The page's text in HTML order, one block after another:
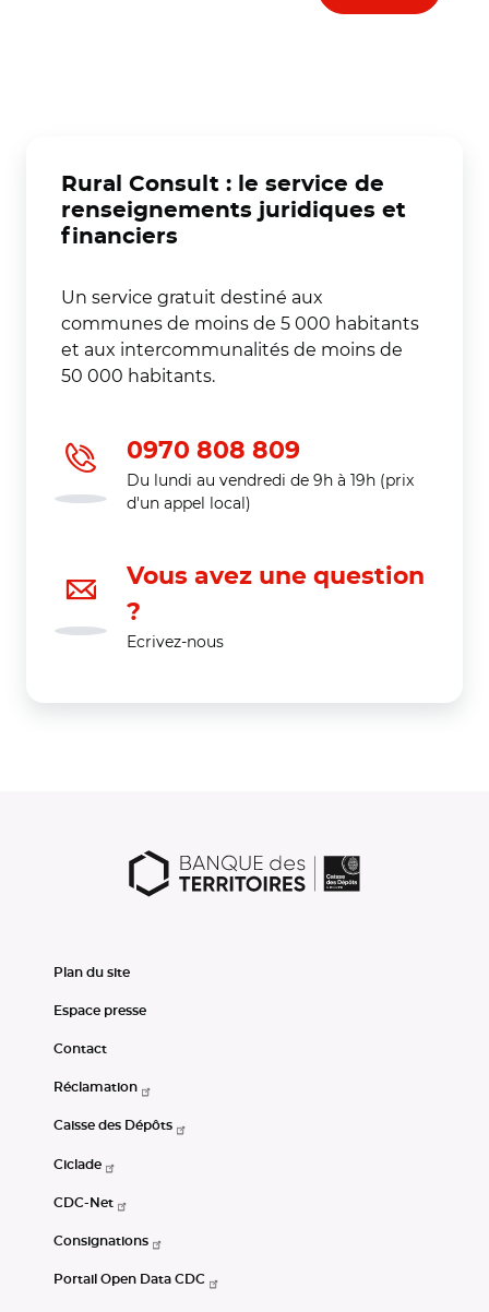
Rural Consult : le service de
renseignements juridiques et
financiers
Un service gratuit destiné aux
communes de moins de 5 000 habitants
et aux intercommunalités de moins de
50 000 habitants.
0970 808 809
Du lundi au vendredi de 9h à 19h (prix
d'un appel local)
Vous avez une question
?
Ecrivez-nous
Plan du site
Espace presse
Contact
Réclamation
Caisse des Dépôts
Ciclade
CDC-Net
Consignations
Portail Open Data CDC